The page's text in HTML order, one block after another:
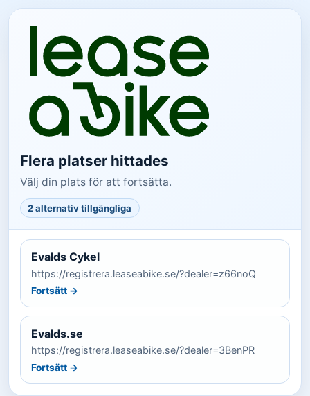
Flera platser hittades
Välj din plats för att fortsätta.
2 alternativ tillgängliga
Evalds Cykel
https://registrera.leaseabike.se/?dealer=z66noQ
Fortsätt →
Evalds.se
https://registrera.leaseabike.se/?dealer=3BenPR
Fortsätt →